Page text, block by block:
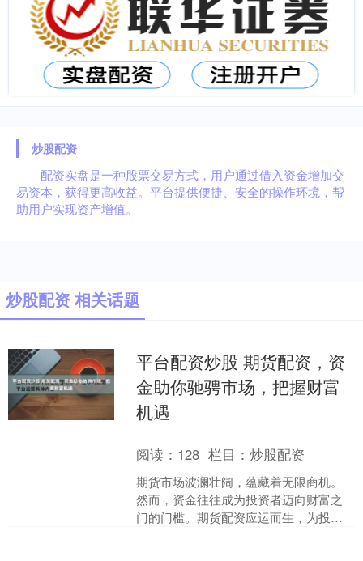
炒股配资
配资实盘是一种股票交易方式，用户通过借入资金增加交
易资本，获得更高收益。平台提供便捷、安全的操作环境，帮
助用户实现资产增值。
炒股配资 相关话题
平台配资炒股 期货配资，资
金助你驰骋市场，把握财富
机遇
阅读： 128 栏目：炒股配资
期货市场波澜壮阔，蕴藏着无限商机。
然而，资金往往成为投资者迈向财富之
门的门槛。期货配资应运而生，为投资